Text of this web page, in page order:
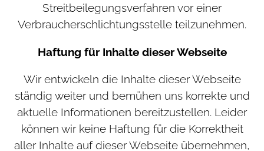
Streitbeilegungsverfahren vor einer
Verbraucherschlichtungsstelle teilzunehmen.
Haftung für Inhalte dieser Webseite
Wir entwickeln die Inhalte dieser Webseite
ständig weiter und bemühen uns korrekte und
aktuelle Informationen bereitzustellen. Leider
können wir keine Haftung für die Korrektheit
aller Inhalte auf dieser Webseite übernehmen,